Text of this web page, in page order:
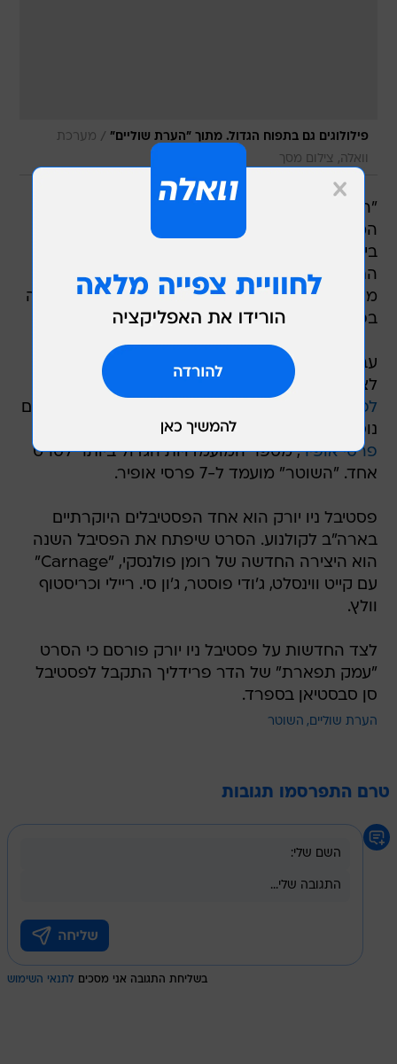
פילולוגים גם בתפוח הגדול. מתוך "הערת שוליים" / מערכת
וואלה, צילום מסך
"הערת שוליים" של יוסף סידר לא עוצר: הסרט
המצליח, שכבר חצה את קו 200 אלף הצופים
בישראל אודות מערכת יחסים הסבוכה בין אב לבנו
התקבל לפסטיבל ניו יורק, שיתקיים בעיר החל
מה-30 בספטמבר. גם "השוטר" של נדב לפיד, שזכה
בפרס חבר השופטים בלוקרנו, התקבל לפסטיבל.
עבור "הערת שוליים" מדובר בהישג בינלאומי נוסף,
לצד
הזכייה בפרס התסריט בפסטיבל קאן
לפסטיבל טורונטו
, שם יוקרנו שלושה סרטים ישראלים
נוספים. בנוסף, הוכרז אמש כי
פרסי אופיר, מספר המועמדויות הגדול ביותר לסרט
אחד. "השוטר" מועמד ל-7 פרסי אופיר.
פסטיבל ניו יורק הוא אחד הפסטיבלים היוקרתיים
בארה"ב לקולנוע. הסרט שיפתח את הפסיבל השנה
הוא היצירה החדשה של רומן פולנסקי, "Carnage"
עם קייט ווינסלט, ג'ודי פוסטר, ג'ון סי. ריילי וכריסטוף
וולץ.
לצד החדשות על פסטיבל ניו יורק פורסם כי הסרט
"עמק תפארת" של הדר פרידליך התקבל לפסטיבל
סן סבסטיאן בספרד.
הערת שוליים השוטר
טרם התפרסמו תגובות
בשליחת התגובה אני מסכים לתנאי השימוש